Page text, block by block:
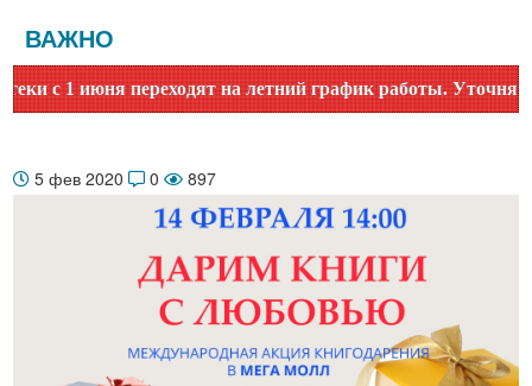
ВАЖНО
1 июня переходят на летний график работы. Уточняйте
5 фев 2020 0 897